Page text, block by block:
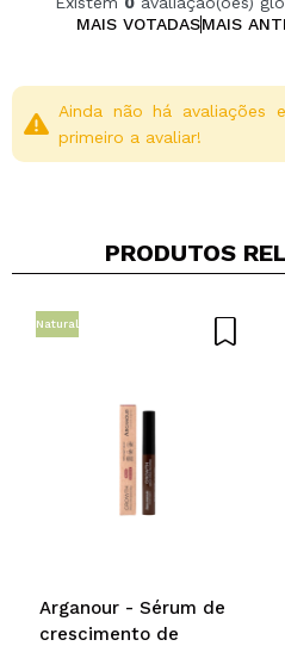
sensíveis.
fresca, equilibrada e saudável.
Adequado para mulheres
MAIS VOTADASMAIS
Seu vídeo pode ser o
Recomenda esta
Ainda não há avaliações
primeiro a avaliar!
PRODUTOS
Natural
Arganour - Sérum de
crescimento de